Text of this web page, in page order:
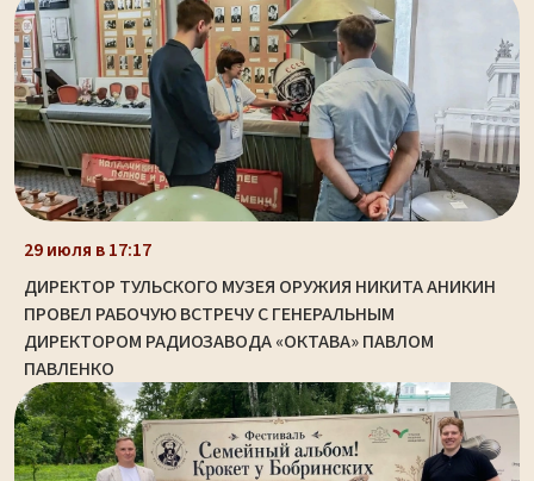
29 июля в 17:17
ДИРЕКТОР ТУЛЬСКОГО МУЗЕЯ ОРУЖИЯ НИКИТА АНИКИН
ПРОВЕЛ РАБОЧУЮ ВСТРЕЧУ С ГЕНЕРАЛЬНЫМ
ДИРЕКТОРОМ РАДИОЗАВОДА «ОКТАВА» ПАВЛОМ
ПАВЛЕНКО